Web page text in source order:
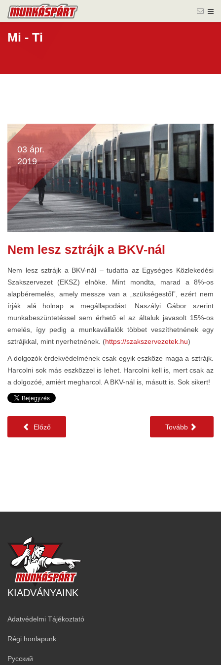
Mi - Ti
03 ápr.
2019
Nem lesz sztrájk a BKV-nál
Nem lesz sztrájk a BKV-nál – tudatta az Egységes Közlekedési
Szakszervezet (EKSZ) elnöke. Mint mondta, marad a 8%-os
alapbéremelés, amely messze van a „szükségestől”, ezért nem
írják alá holnap a megállapodást. Naszályi Gábor szerint
munkabeszüntetéssel sem érhető el az általuk javasolt 15%-os
emelés, így pedig a munkavállalók többet veszíthetnének egy
sztrájkkal, mint nyerhetnének. (https://szakszervezetek.hu)
A dolgozók érdekvédelmének csak egyik eszköze maga a sztrájk.
Harcolni sok más eszközzel is lehet. Harcolni kell is, mert csak az
a dolgozóé, amiért megharcol. A BKV-nál is, másutt is. Sok sikert!
Előző Tovább
KIADVÁNYAINK
Adatvédelmi Tájékoztató
Régi honlapunk
Русский